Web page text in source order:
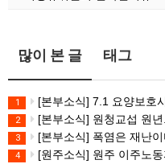
많이 본 글 태그
1 [본부소식] 7.1 요양보호
2 [본부소식] 원청교섭 원년. 초기업교섭 돌파
3 [본부소식] 폭염은 재난이다! 민
4 [원주소식] 원주 이주노